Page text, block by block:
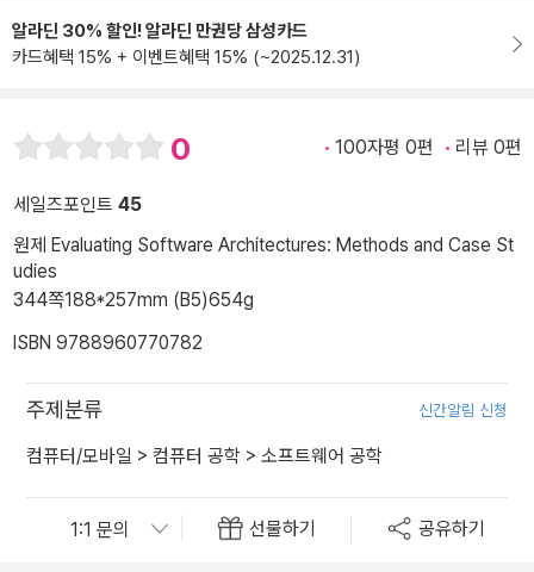
알라딘 30% 할인! 알라딘 만권당 삼성카드
카드혜택 15% + 이벤트혜택 15% (~2025.12.31)
0 100자평 0편 리뷰 0편
세일즈포인트 45
원제 Evaluating Software Architectures: Methods and Case St
udies
344쪽188*257mm (B5)654g
ISBN 9788960770782
주제분류 신간알림 신청
컴퓨터/모바일 > 컴퓨터 공학 > 소프트웨어 공학
선물하기 공유하기